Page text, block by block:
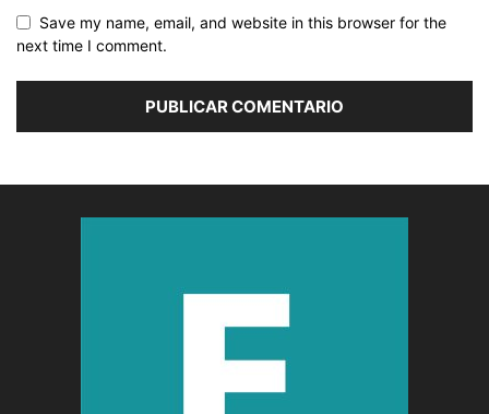
Save my name, email, and website in this browser for the
next time I comment.